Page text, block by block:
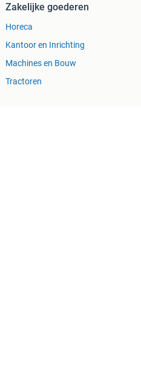
Zakelijke goederen
Horeca
Kantoor en Inrichting
Machines en Bouw
Tractoren